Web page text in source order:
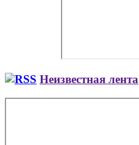
Неизвестная лента